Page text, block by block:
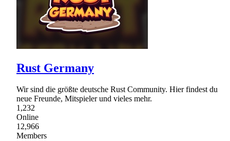
Rust Germany
Wir sind die größte deutsche Rust Community. Hier findest du
neue Freunde, Mitspieler und vieles mehr.
1,232
Online
12,966
Members